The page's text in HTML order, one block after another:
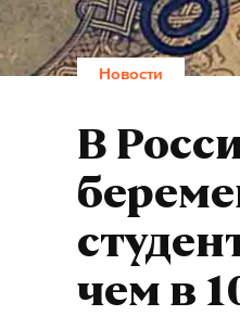
Новости
В
чем в